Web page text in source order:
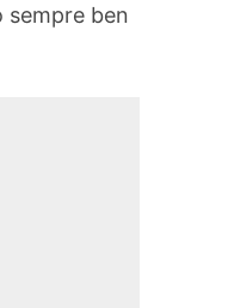
sempre ben